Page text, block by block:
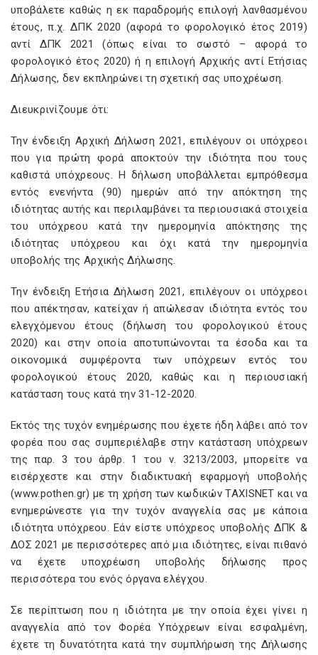
υποβάλετε καθώς η εκ παραδρομής επιλογή λανθασμένου
έτους, π.χ. ΔΠΚ 2020 (αφορά το φορολογικό έτος 2019)
αντί ΔΠΚ 2021 (όπως είναι το σωστό – αφορά το
φορολογικό έτος 2020) ή η επιλογή Αρχικής αντί Ετήσιας
Δήλωσης, δεν εκπληρώνει τη σχετική σας υποχρέωση.
Διευκρινίζουμε ότι:
Την ένδειξη Αρχική Δήλωση 2021, επιλέγουν οι υπόχρεοι
που για πρώτη φορά αποκτούν την ιδιότητα που τους
καθιστά υπόχρεους. Η δήλωση υποβάλλεται εμπρόθεσμα
εντός ενενήντα (90) ημερών από την απόκτηση της
ιδιότητας αυτής και περιλαμβάνει τα περιουσιακά στοιχεία
του υπόχρεου κατά την ημερομηνία απόκτησης της
ιδιότητας υπόχρεου και όχι κατά την ημερομηνία
υποβολής της Αρχικής Δήλωσης.
Την ένδειξη Ετήσια Δήλωση 2021, επιλέγουν οι υπόχρεοι
που απέκτησαν, κατείχαν ή απώλεσαν ιδιότητα εντός του
ελεγχόμενου έτους (δήλωση του φορολογικού έτους
2020) και στην οποία αποτυπώνονται τα έσοδα και τα
οικονομικά συμφέροντα των υπόχρεων εντός του
φορολογικού έτους 2020, καθώς και η περιουσιακή
κατάσταση τους κατά την 31-12-2020.
Εκτός της τυχόν ενημέρωσης που έχετε ήδη λάβει από τον
φορέα που σας συμπεριέλαβε στην κατάσταση υπόχρεων
της παρ. 3 του άρθρ. 1 του ν. 3213/2003, μπορείτε να
εισέρχεστε και στην διαδικτυακή εφαρμογή υποβολής
(www.pothen.gr) με τη χρήση των κωδικών TAXISNET και να
ενημερώνεστε για την τυχόν αναγγελία σας με κάποια
ιδιότητα υπόχρεου. Εάν είστε υπόχρεος υποβολής ΔΠΚ &
ΔΟΣ 2021 με περισσότερες από μια ιδιότητες, είναι πιθανό
να έχετε υποχρέωση υποβολής δήλωσης προς
περισσότερα του ενός όργανα ελέγχου.
Σε περίπτωση που η ιδιότητα με την οποία έχει γίνει η
αναγγελία από τον Φορέα Υπόχρεων είναι εσφαλμένη,
έχετε τη δυνατότητα κατά την συμπλήρωση της Δήλωσης